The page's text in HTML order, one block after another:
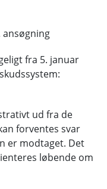
ansøgning
fra 5. januar
ud fra de
forventes svar
er modtaget. Det
løbende om